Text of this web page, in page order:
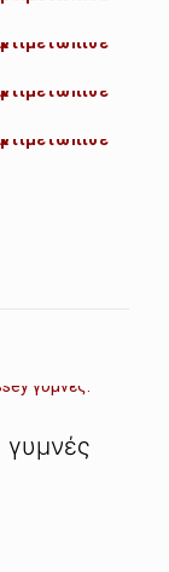
γυμνές